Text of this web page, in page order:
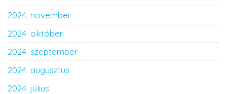
2024. november
2024. október
2024. szeptember
2024. augusztus
2024. július